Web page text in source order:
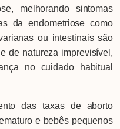
melhorando sintomas
da endometriose como
ou intestinais são
de natureza imprevisível,
no cuidado habitual
das taxas de aborto
e bebês pequenos